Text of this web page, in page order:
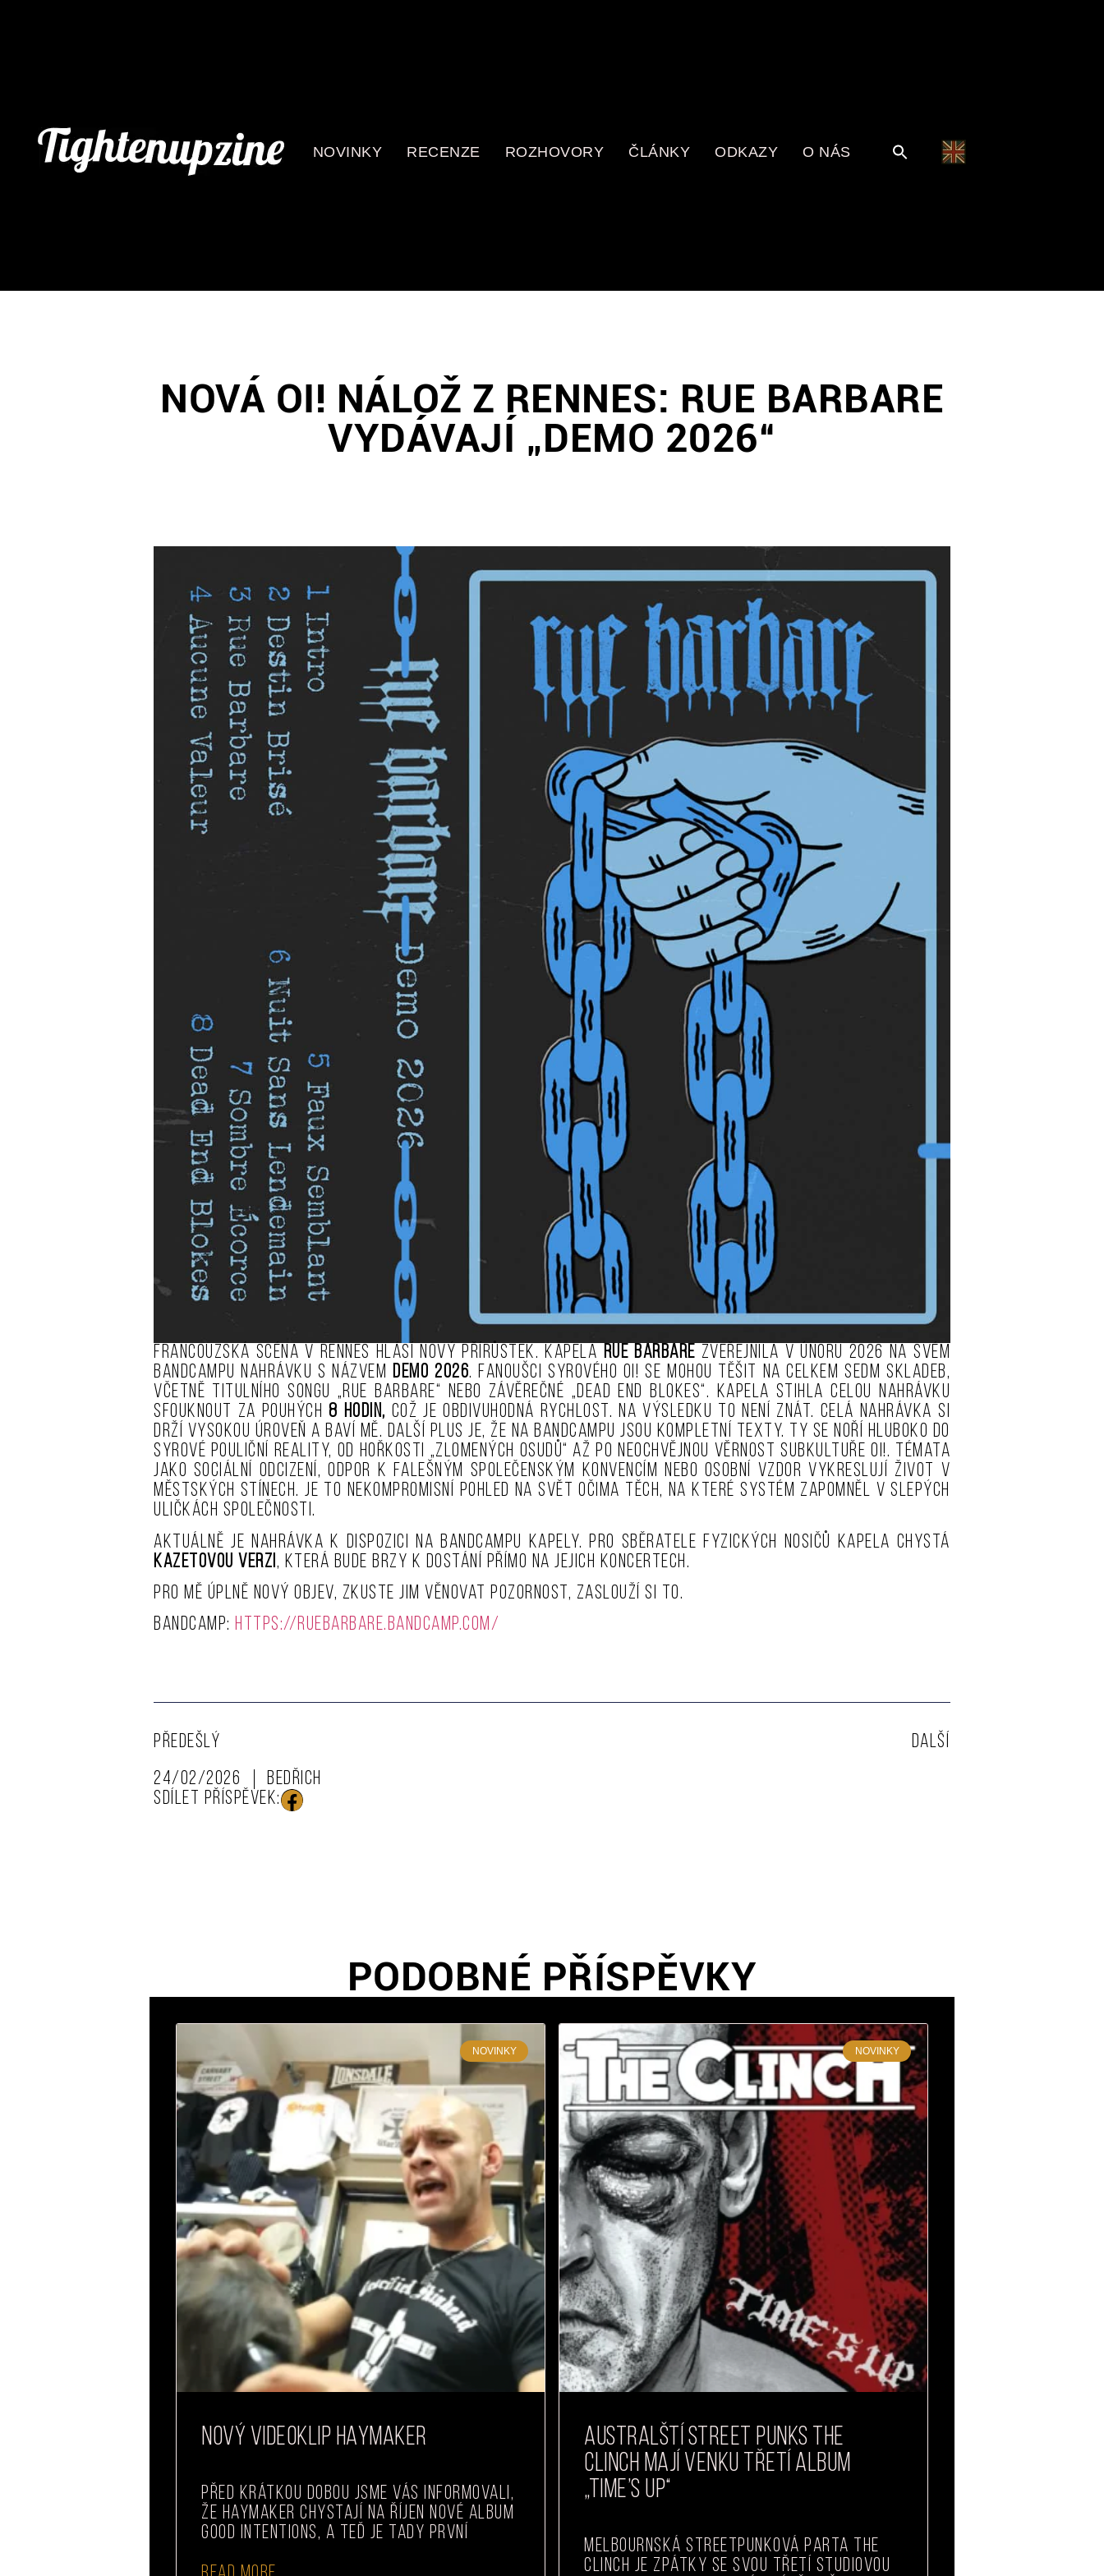
NOVINKY RECENZE ROZHOVORY ČLÁNKY ODKAZY O NÁS
NOVÁ OI! NÁLOŽ Z RENNES: RUE BARBARE
VYDÁVAJÍ „DEMO 2026“
Francouzská scéna v Rennes hlásí nový přírůstek. Kapela Rue Barbare zveřejnila v únoru 2026 na svém
Bandcampu nahrávku s názvemDemo 2026. Fanoušci syrového Oi! se mohou těšit na celkem sedm skladeb,
včetně titulního songu „Rue Barbare“ nebo závěrečné „Dead End Blokes“. Kapela stihla celou nahrávku
sfouknout za pouhých8 hodin, což je obdivuhodná rychlost. Na výsledku to není znát. Celá nahrávka si
drží vysokou úroveň a baví mě. Další plus je, že na BandCampu jsou kompletní texty. Ty se noří hluboko do
syrové pouliční reality, od hořkosti „zlomených osudů“ až po neochvějnou věrnost subkultuře Oi!. Témata
jako sociální odcizení, odpor k falešným společenským konvencím nebo osobní vzdor vykreslují život v
městských stínech. Je to nekompromisní pohled na svět očima těch, na které systém zapomněl v slepých
uličkách společnosti.
Aktuálně je nahrávka k dispozici na Bandcampu kapely. Pro sběratele fyzických nosičů kapela chystá
kazetovou verzi , která bude brzy k dostání přímo na jejich koncertech.
Pro mě úplně nový objev, zkuste jim věnovat pozornost, zaslouží si to.
Bandcamp: https://ruebarbare.bandcamp.com/
PŘEDEŠLÝ
DALŠÍ
24/02/2026
Bedřich
SDÍLET PŘÍSPĚVEK:
PODOBNÉ PŘÍSPĚVKY
NOVINKY
NOVÝ VIDEOKLIP HAYMAKER
Před krátkou dobou jsme vás informovali,
že Haymaker chystají na říjen nové album
Good Intentions, a teď je tady první
NOVINKY
AUSTRALŠTÍ STREET PUNKS THE
CLINCH MAJÍ VENKU TŘETÍ ALBUM
„TIME’S UP“
Melbournská streetpunková parta The
Clinch je zpátky se svou třetí studiovou